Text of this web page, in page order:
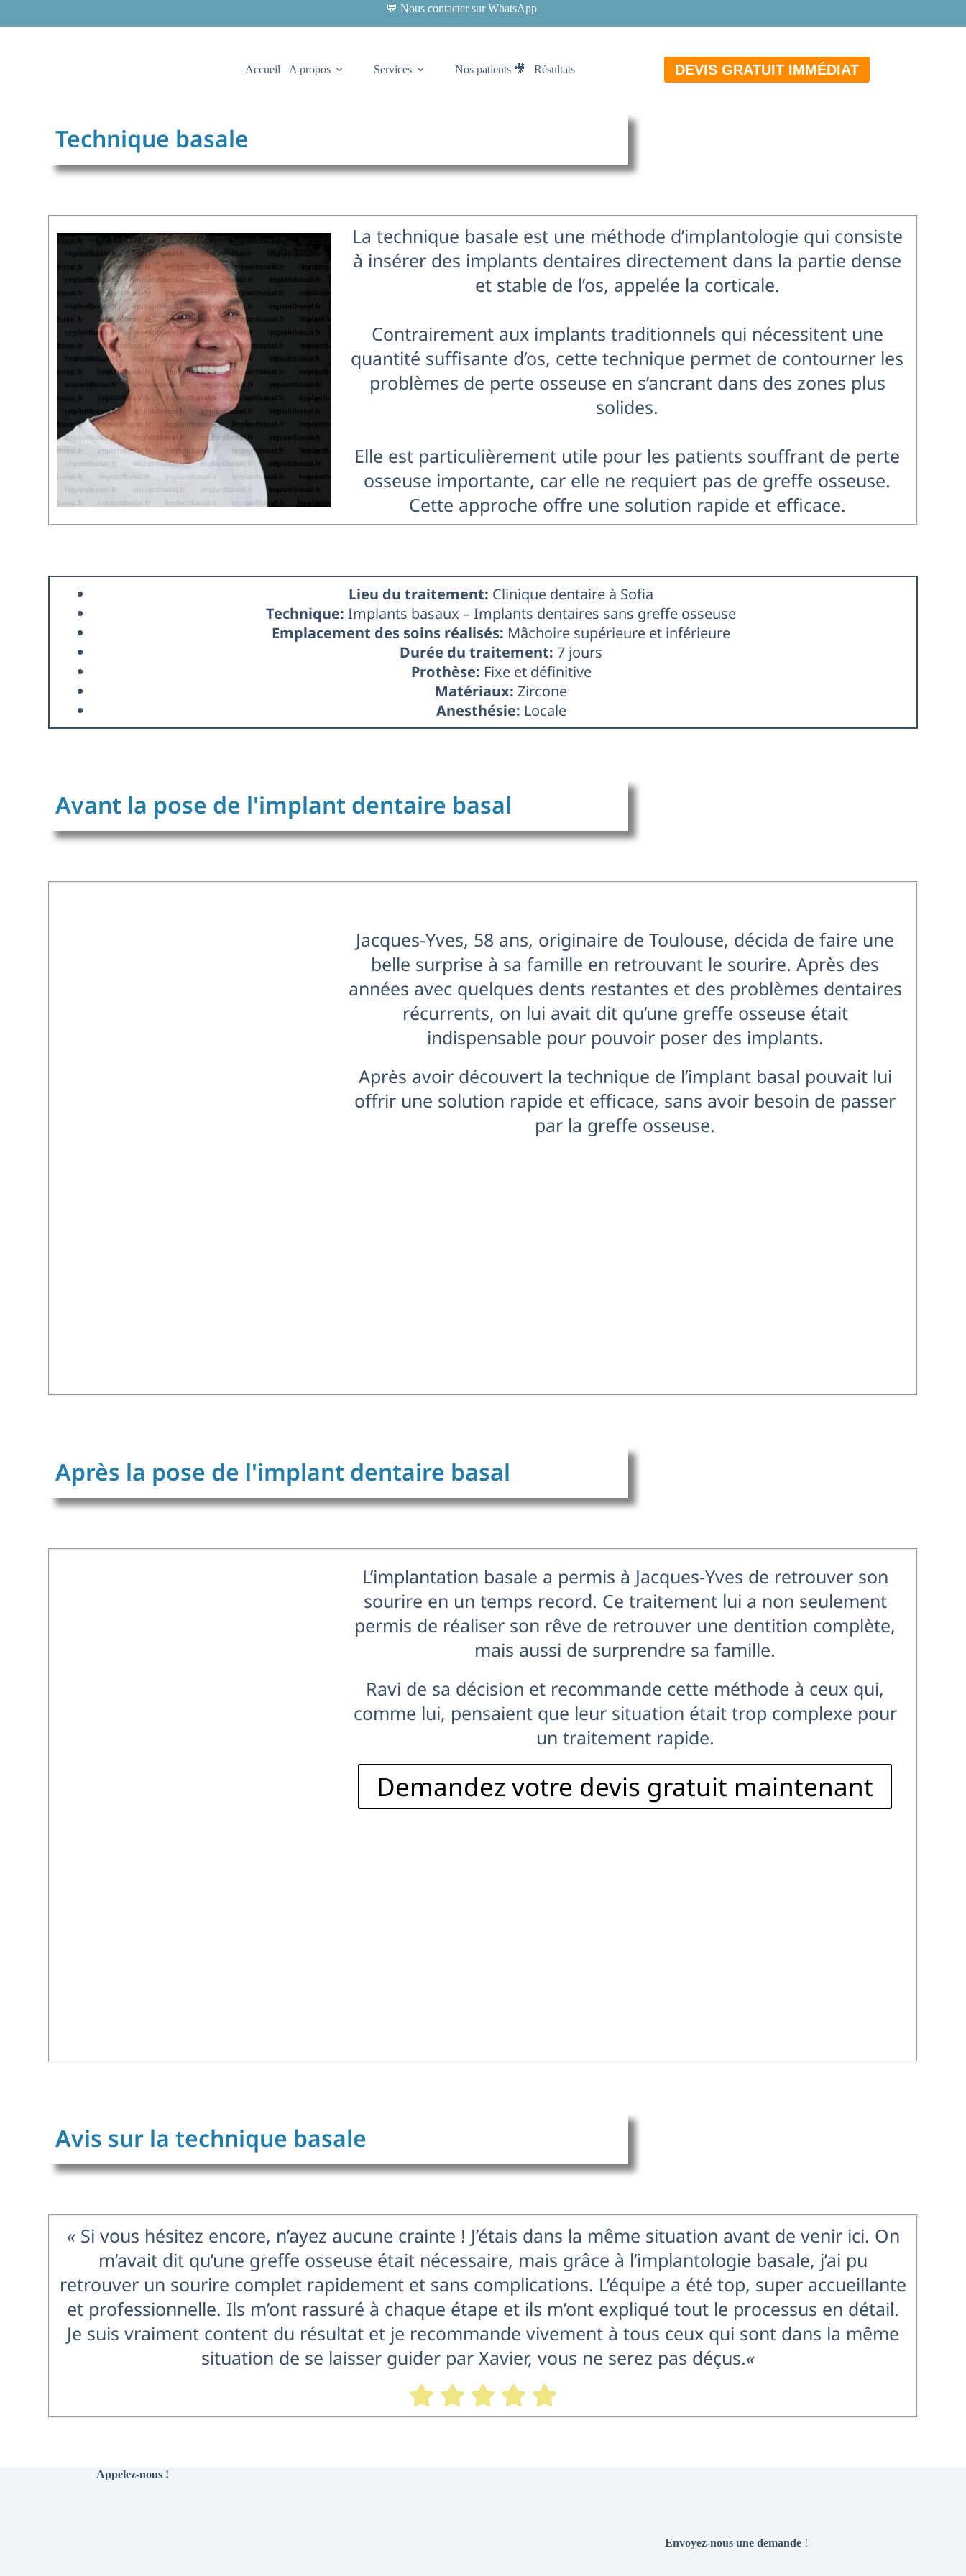
💬 Nous contacter sur WhatsApp
Accueil A propos Services Nos patients 🎥 Résultats DEVIS GRATUIT IMMÉDIAT
Technique basale
La technique basale est une méthode d’implantologie qui consiste
à insérer des implants dentaires directement dans la partie dense
et stable de l’os, appelée la corticale.
Contrairement aux implants traditionnels qui nécessitent une
quantité suffisante d’os, cette technique permet de contourner les
problèmes de perte osseuse en s’ancrant dans des zones plus
solides.
Elle est particulièrement utile pour les patients souffrant de perte
osseuse importante, car elle ne requiert pas de greffe osseuse.
Cette approche offre une solution rapide et efficace.
Lieu du traitement: Clinique dentaire à Sofia
Technique: Implants basaux – Implants dentaires sans greffe osseuse
Emplacement des soins réalisés: Mâchoire supérieure et inférieure
Durée du traitement: 7 jours
Prothèse: Fixe et définitive
Matériaux: Zircone
Anesthésie: Locale
Avant la pose de l'implant dentaire basal
Jacques-Yves, 58 ans, originaire de Toulouse, décida de faire une
belle surprise à sa famille en retrouvant le sourire. Après des
années avec quelques dents restantes et des problèmes dentaires
récurrents, on lui avait dit qu’une greffe osseuse était
indispensable pour pouvoir poser des implants.
Après avoir découvert la technique de l’implant basal pouvait lui
offrir une solution rapide et efficace, sans avoir besoin de passer
par la greffe osseuse.
Après la pose de l'implant dentaire basal
L’implantation basale a permis à Jacques-Yves de retrouver son
sourire en un temps record. Ce traitement lui a non seulement
permis de réaliser son rêve de retrouver une dentition complète,
mais aussi de surprendre sa famille.
Ravi de sa décision et recommande cette méthode à ceux qui,
comme lui, pensaient que leur situation était trop complexe pour
un traitement rapide.
Demandez votre devis gratuit maintenant
Avis sur la technique basale
« Si vous hésitez encore, n’ayez aucune crainte ! J’étais dans la même situation avant de venir ici. On
m’avait dit qu’une greffe osseuse était nécessaire, mais grâce à l’implantologie basale, j’ai pu
retrouver un sourire complet rapidement et sans complications. L’équipe a été top, super accueillante
et professionnelle. Ils m’ont rassuré à chaque étape et ils m’ont expliqué tout le processus en détail.
Je suis vraiment content du résultat et je recommande vivement à tous ceux qui sont dans la même
situation de se laisser guider par Xavier, vous ne serez pas déçus.«
Appelez-nous !
Envoyez-nous une demande !